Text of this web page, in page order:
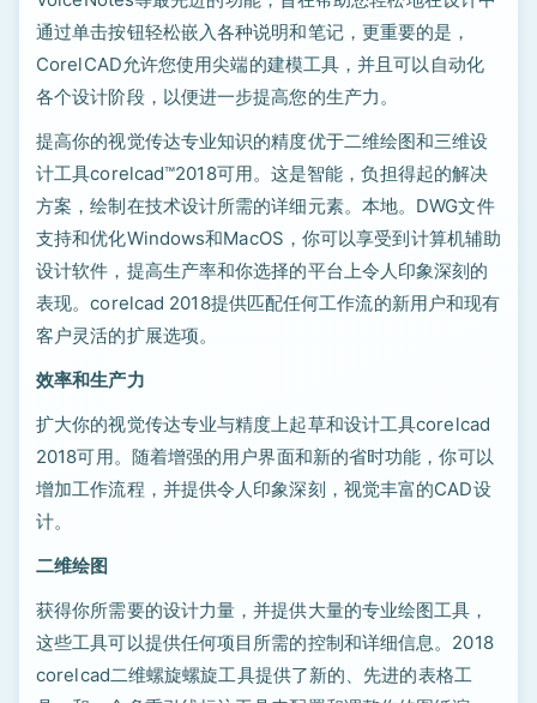
通过单击按钮轻松嵌入各种说明和笔记，更重要的是，
CorelCAD允许您使用尖端的建模工具，并且可以自动化
各个设计阶段，以便进一步提高您的生产力。
提高你的视觉传达专业知识的精度优于二维绘图和三维设
计工具corelcad™2018可用。这是智能，负担得起的解决
方案，绘制在技术设计所需的详细元素。本地。DWG文件
支持和优化Windows和MacOS，你可以享受到计算机辅助
设计软件，提高生产率和你选择的平台上令人印象深刻的
表现。corelcad 2018提供匹配任何工作流的新用户和现有
客户灵活的扩展选项。
效率和生产力
扩大你的视觉传达专业与精度上起草和设计工具corelcad
2018可用。随着增强的用户界面和新的省时功能，你可以
增加工作流程，并提供令人印象深刻，视觉丰富的CAD设
计。
二维绘图
获得你所需要的设计力量，并提供大量的专业绘图工具，
这些工具可以提供任何项目所需的控制和详细信息。2018
corelcad二维螺旋螺旋工具提供了新的、先进的表格工